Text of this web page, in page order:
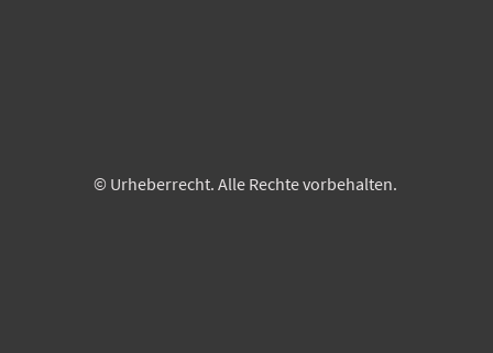
© Urheberrecht. Alle Rechte vorbehalten.